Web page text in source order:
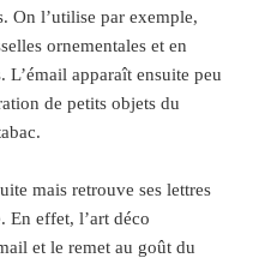
On l’utilise par exemple,
ornementales et en
L’émail apparaît ensuite peu
de petits objets du
mais retrouve ses lettres
En effet, l’art déco
et le remet au goût du